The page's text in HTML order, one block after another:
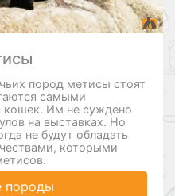
пород метисы стоят
самыми
кошек. Им не суждено
на выставках. Но
не будут обладать
которыми
породы